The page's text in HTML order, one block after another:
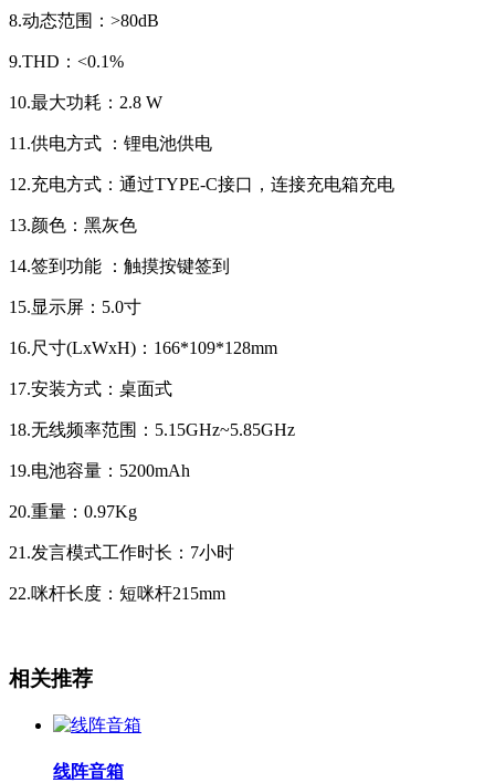
8.动态范围：>80dB
9.THD：<0.1%
10.最大功耗：2.8 W
11.供电方式 ：锂电池供电
12.充电方式：通过TYPE-C接口，连接充电箱充电
13.颜色：黑灰色
14.签到功能 ：触摸按键签到
15.显示屏：5.0寸
16.尺寸(LxWxH)：166*109*128mm
17.安装方式：桌面式
18.无线频率范围：5.15GHz~5.85GHz
19.电池容量：5200mAh
20.重量：0.97Kg
21.发言模式工作时长：7小时
22.咪杆长度：短咪杆215mm
相关推荐
线阵音箱